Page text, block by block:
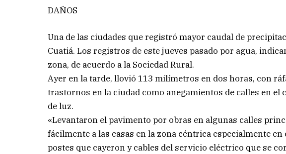
DAÑOS
Una de las ciudades que registró mayor caudal de
Cuatiá. Los registros de este jueves pasado por agua,
zona, de acuerdo a la Sociedad Rural.
Ayer en la tarde, llovió 113 milímetros en dos horas, con
trastornos en la ciudad como anegamientos de calles en el
de luz.
«Levantaron el pavimento por obras en algunas calles
fácilmente a las casas en la zona céntrica especialmente
postes que cayeron y cables del servicio eléctrico que se